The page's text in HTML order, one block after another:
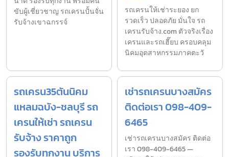
ขับผู้เชี่ยวชาญ รถเครนปั้นจั่น
รับจ้างเขาฉกรรจ์
รถเครนให้เช่าระยอง ยก
รวดเร็ว ปลอดภัย มั่นใจ รถ
เครนรับจ้าง.com ตัวจริงเรื่อง
เครนและรถเฮี๊ยบ ครอบคลุม
นิคมอุตสาหกรรมภาคตะวั
รถเครน35ตันนิคม
แหลมฉบัง-ชลบุรี รถ
เครนให้เช่า รถเครน
รับจ้าง ราคาถูก
รองรับทุกงาน บริการ
เช่ารถเครนบางสมัคร
ติดต่อเรา 098-409-
6465
เช่ารถเครนบางสมัคร ติดต่อ
เรา 098-409-6465 —